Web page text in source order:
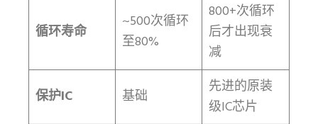
循环寿命
~500次循环
至80%
800+次循环
后才出现衰
减
保护IC 基础
先进的原装
级IC芯片